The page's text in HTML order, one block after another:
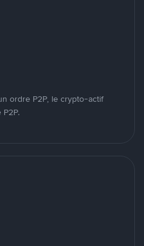
ordre P2P, le crypto-actif